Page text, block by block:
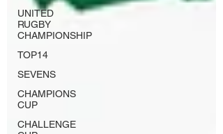
UNITED
RUGBY
CHAMPIONSHIP
TOP14
SEVENS
CHAMPIONS
CUP
CHALLENGE